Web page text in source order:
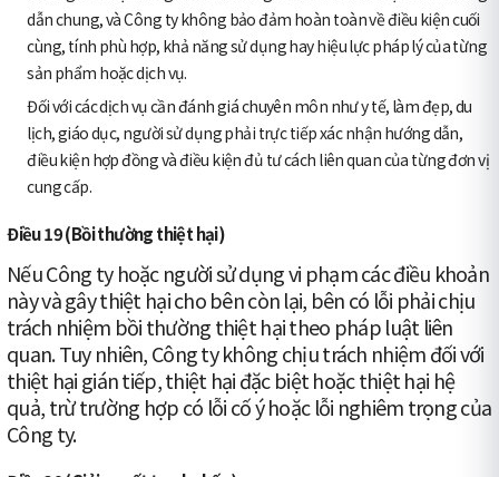
dẫn chung, và Công ty không bảo đảm hoàn toàn về điều kiện cuối
cùng, tính phù hợp, khả năng sử dụng hay hiệu lực pháp lý của từng
sản phẩm hoặc dịch vụ.
Đối với các dịch vụ cần đánh giá chuyên môn như y tế, làm đẹp, du
lịch, giáo dục, người sử dụng phải trực tiếp xác nhận hướng dẫn,
điều kiện hợp đồng và điều kiện đủ tư cách liên quan của từng đơn vị
cung cấp.
Điều 19 (Bồi thường thiệt hại)
Nếu Công ty hoặc người sử dụng vi phạm các điều khoản
này và gây thiệt hại cho bên còn lại, bên có lỗi phải chịu
trách nhiệm bồi thường thiệt hại theo pháp luật liên
quan. Tuy nhiên, Công ty không chịu trách nhiệm đối với
thiệt hại gián tiếp, thiệt hại đặc biệt hoặc thiệt hại hệ
quả, trừ trường hợp có lỗi cố ý hoặc lỗi nghiêm trọng của
Công ty.